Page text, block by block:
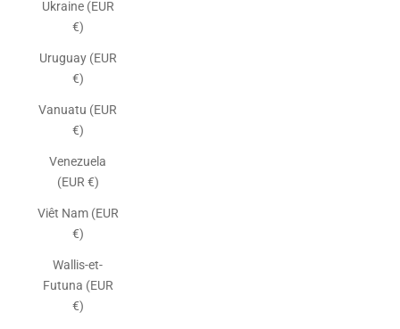
Ukraine (EUR
€)
Uruguay (EUR
€)
Vanuatu (EUR
€)
Venezuela
(EUR €)
Viêt Nam (EUR
€)
Wallis-et-
Futuna (EUR
€)